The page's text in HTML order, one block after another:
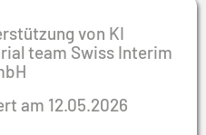
von KI
team Swiss Interim
am 12.05.2026